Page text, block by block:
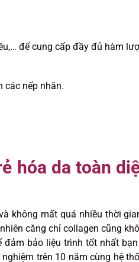
để cung cấp đầy đủ hàm
các nếp nhăn.
hóa da toàn
không mất quá nhiều thời
căng chỉ collagen cũng
bảo liệu trình tốt nhất
trên 10 năm cùng hệ